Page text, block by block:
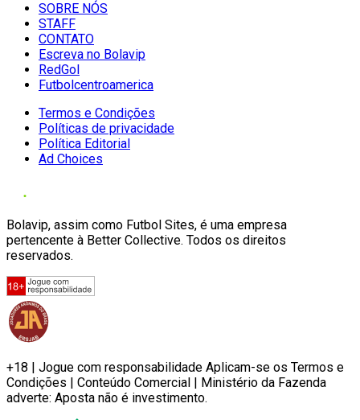
SOBRE NÓS
STAFF
CONTATO
Escreva no Bolavip
RedGol
Futbolcentroamerica
Termos e Condições
Políticas de privacidade
Política Editorial
Ad Choices
Bolavip, assim como Futbol Sites, é uma empresa
pertencente à Better Collective. Todos os direitos
reservados.
+18 | Jogue com responsabilidade Aplicam-se os Termos e
Condições | Conteúdo Comercial | Ministério da Fazenda
adverte: Aposta não é investimento.